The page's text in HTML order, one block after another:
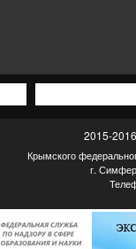
2015-
Крымского
г.